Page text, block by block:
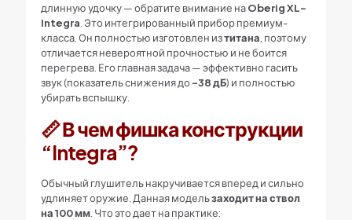
длинную удочку — обратите внимание наOberig XL-
Integra . Это интегрированный прибор премиум-
класса. Он полностью изготовлен изтитана , поэтому
отличается невероятной прочностью и не боится
перегрева. Его главная задача — эффективно гасить
звук (показатель снижения до -38 дБ) и полностью
убирать вспышку.
📏 В чем фишка конструкции
“Integra”?
Обычный глушитель накручивается вперед и сильно
удлиняет оружие. Данная модельзаходит на ствол
на 100 мм. Что это дает на практике: